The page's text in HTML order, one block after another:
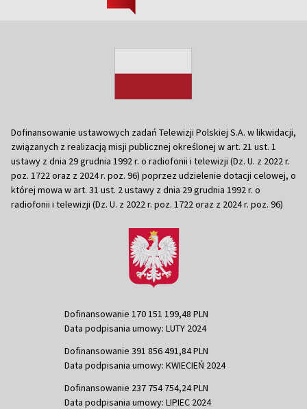
Dofinansowanie ustawowych zadań Telewizji Polskiej S.A. w likwidacji,
związanych z realizacją misji publicznej określonej w art. 21 ust. 1
ustawy z dnia 29 grudnia 1992 r. o radiofonii i telewizji (Dz. U. z 2022 r.
poz. 1722 oraz z 2024 r. poz. 96) poprzez udzielenie dotacji celowej, o
której mowa w art. 31 ust. 2 ustawy z dnia 29 grudnia 1992 r. o
radiofonii i telewizji (Dz. U. z 2022 r. poz. 1722 oraz z 2024 r. poz. 96)
Dofinansowanie 170 151 199,48 PLN
Data podpisania umowy: LUTY 2024
Dofinansowanie 391 856 491,84 PLN
Data podpisania umowy: KWIECIEŃ 2024
Dofinansowanie 237 754 754,24 PLN
Data podpisania umowy: LIPIEC 2024